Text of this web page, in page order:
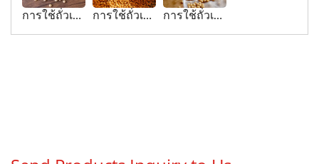
การใช้ถั่วเหลืองสำหรับเครื่องซักถั่วเหลือง การใช้ถั่วเหลืองสำหรับเครื่องซักถั่ว การใช้ถั่วเหลืองสำหรับเครื่องซักถั่วเหลือง